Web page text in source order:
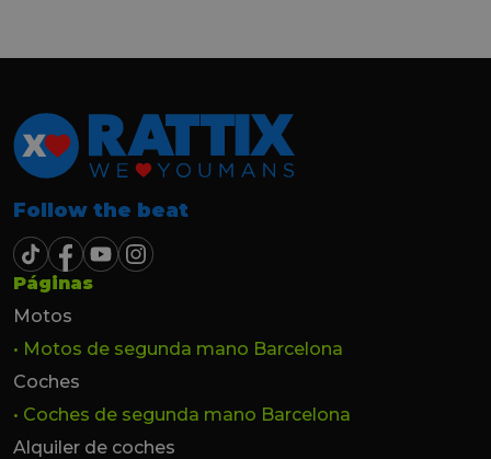
Follow the beat
Páginas
Motos
• Motos de segunda mano Barcelona
Coches
• Coches de segunda mano Barcelona
Alquiler de coches